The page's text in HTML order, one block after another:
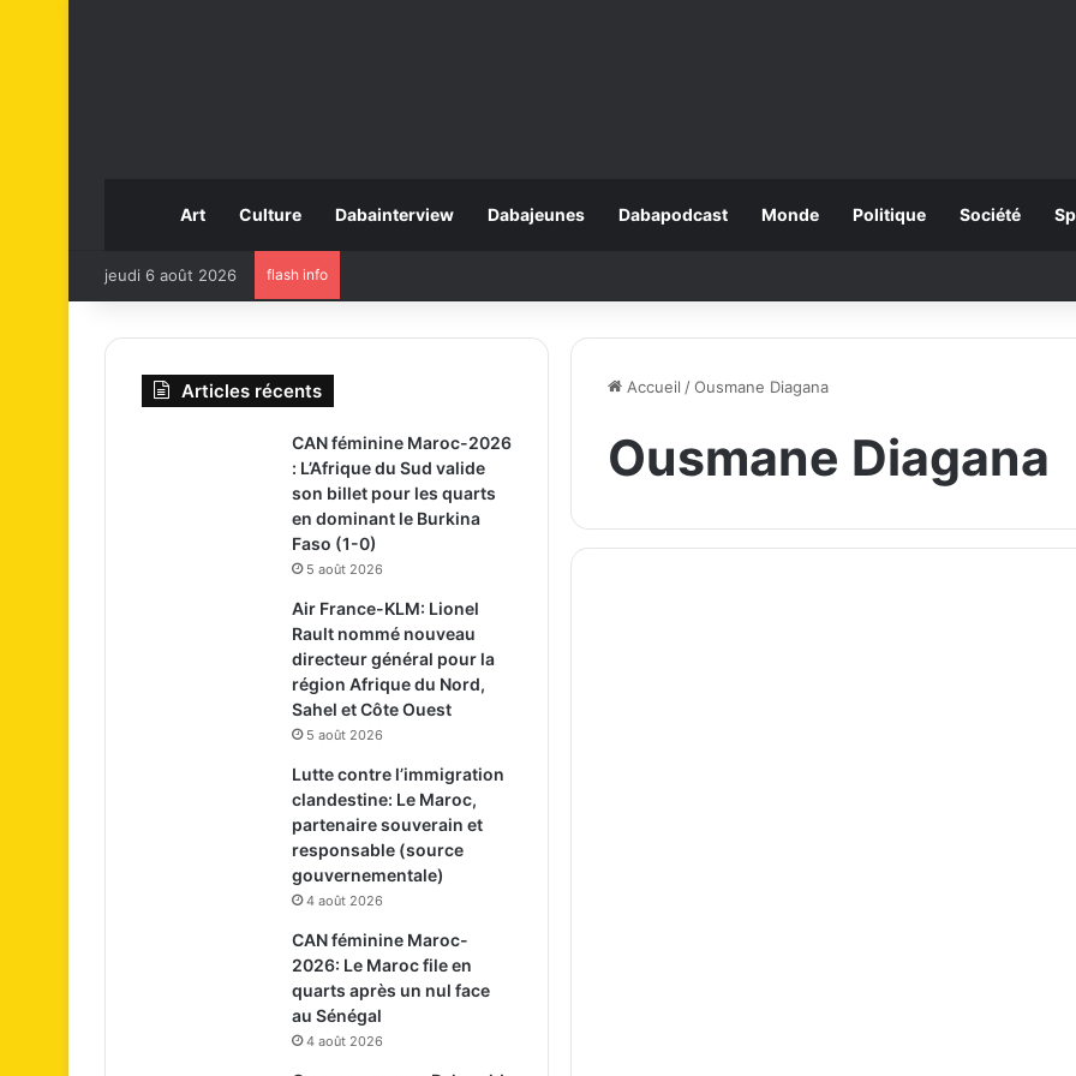
Art Culture Dabainterview Dabajeunes Dabapodcast Monde Politique Société
jeudi 6 août 2026 flash info
Accueil /Ousmane Diagana
Ousmane Diagana
Articles récents
CAN féminine Maroc-2026
: L’Afrique du Sud valide
son billet pour les quarts
en dominant le Burkina
Faso (1-0)
5 août 2026
Air France-KLM: Lionel
Rault nommé nouveau
directeur général pour la
région Afrique du Nord,
Sahel et Côte Ouest
5 août 2026
Lutte contre l’immigration
clandestine: Le Maroc,
partenaire souverain et
responsable (source
gouvernementale)
4 août 2026
CAN féminine Maroc-
2026: Le Maroc file en
quarts après un nul face
au Sénégal
4 août 2026